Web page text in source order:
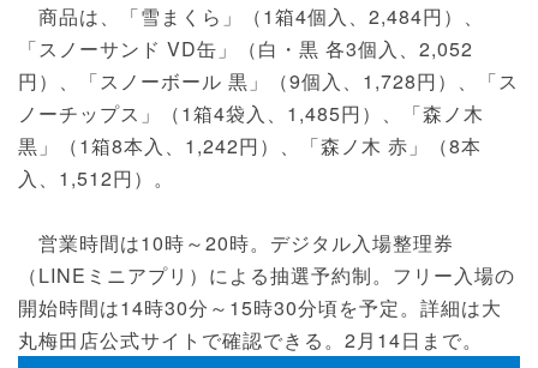
商品は、「雪まくら」（1箱4個入、2,484円）、
「スノーサンド VD缶」（白・黒 各3個入、2,052
円）、「スノーボール 黒」（9個入、1,728円）、「ス
ノーチップス」（1箱4袋入、1,485円）、「森ノ木
黒」（1箱8本入、1,242円）、「森ノ木 赤」（8本
入、1,512円）。
営業時間は10時～20時。デジタル入場整理券
（LINEミニアプリ）による抽選予約制。フリー入場の
開始時間は14時30分～15時30分頃を予定。詳細は大
丸梅田店公式サイトで確認できる。2月14日まで。